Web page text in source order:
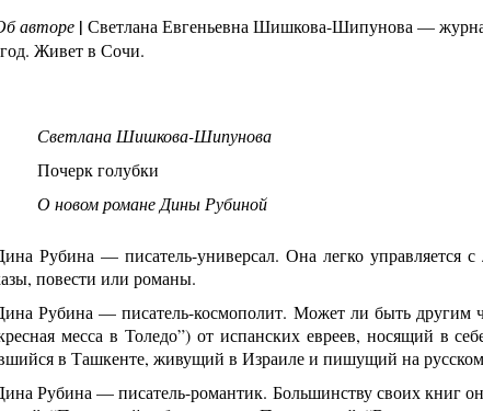
авторе | Светлана Евгеньевна Шишкова-Шипунова —
Живет в Сочи.
Светлана Шишкова-Шипунова
Почерк голубки
О новом романе Дины Рубиной
Рубина — писатель-универсал. Она легко
повести или романы.
Рубина — писатель-космополит. Может ли быть другим
месса в Толедо”) от испанских евреев, носящий в
в Ташкенте, живущий в Израиле и пишущий на
Рубина — писатель-романтик. Большинству своих книг